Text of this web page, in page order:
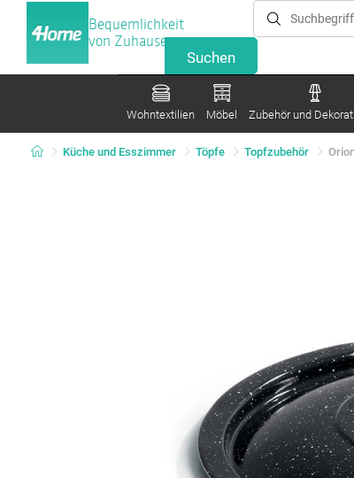
Bequemlichkeit
von Zuhause
Wohntextilien Möbel Zubehör und
Küche und Esszimmer Töpfe Topfzubehör